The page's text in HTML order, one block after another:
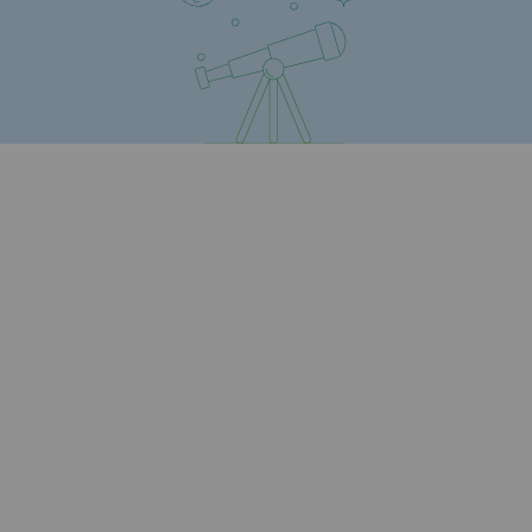
Engagements auprès des territoires
Social